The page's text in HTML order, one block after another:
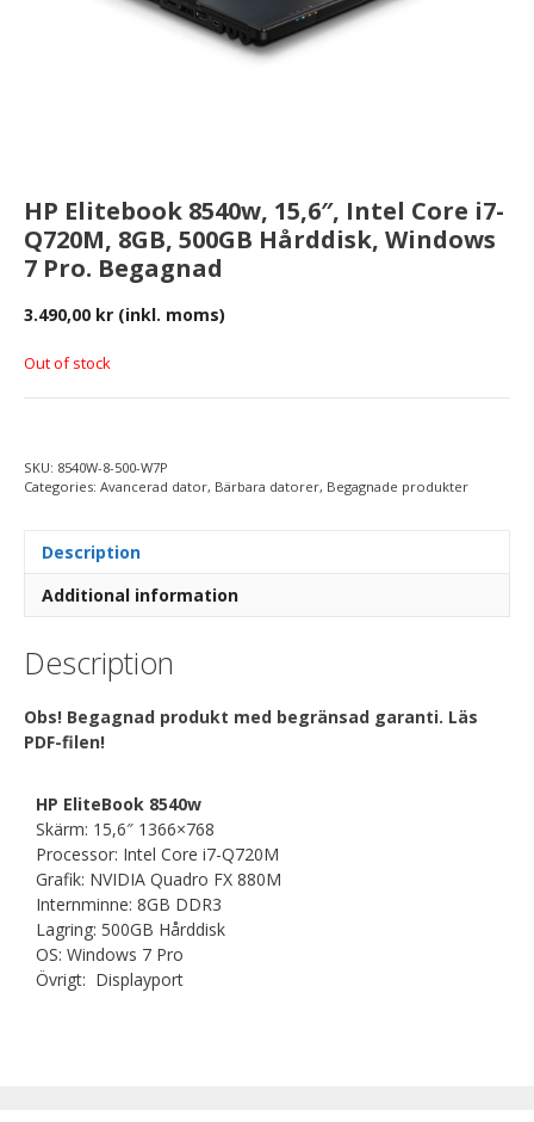
HP Elitebook 8540w, 15,6″, Intel Core i7-
Q720M, 8GB, 500GB Hårddisk, Windows
7 Pro. Begagnad
3.490,00 kr (inkl. moms)
Out of stock
SKU: 8540W-8-500-W7P
Categories: Avancerad dator, Bärbara datorer, Begagnade produkter
Description
Additional information
Description
Obs! Begagnad produkt med begränsad garanti. Läs
PDF-filen!
HP EliteBook 8540w
Skärm: 15,6″ 1366×768
Processor: Intel Core i7-Q720M
Grafik: NVIDIA Quadro FX 880M
Internminne: 8GB DDR3
Lagring: 500GB Hårddisk
OS: Windows 7 Pro
Övrigt: Displayport